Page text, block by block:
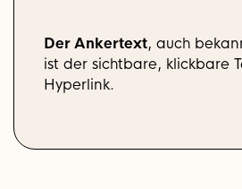
Der Ankertext, auch
ist der sichtbare, klickbare
Hyperlink.